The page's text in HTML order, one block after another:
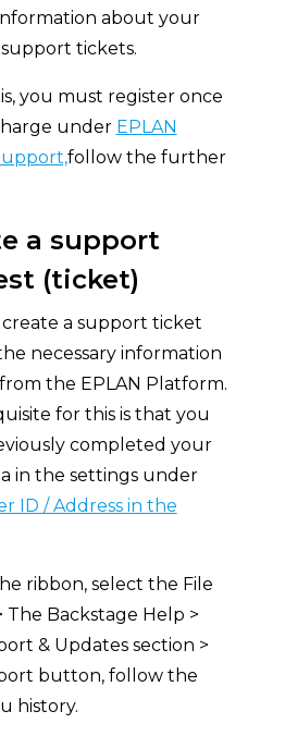
about your
tickets.
you must register once
under EPLAN
follow the further
a support
(ticket)
create a support ticket
necessary information
the EPLAN Platform.
for this is that you
completed your
in the settings under
ID / Address in the
ribbon, select the File
The Backstage Help >
& Updates section >
button, follow the
history.